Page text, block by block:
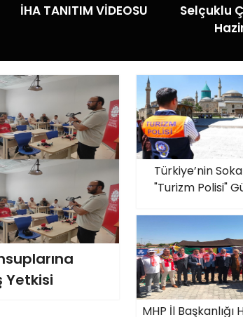
İHA TANITIM VİDEOSU
Selçuklu
Yetkisi
Türkiye’nin
"Turizm Polisi"
MHP İl